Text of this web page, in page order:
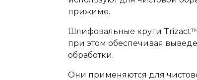
прижиме.
Шлифовальные круги
при этом обеспечивая
обработки.
Они применяются для